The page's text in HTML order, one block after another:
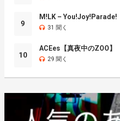
9
M!LK – You!Joy!Parade!
31 聞く
10
ACEes【真夜中のZOO】
29 聞く